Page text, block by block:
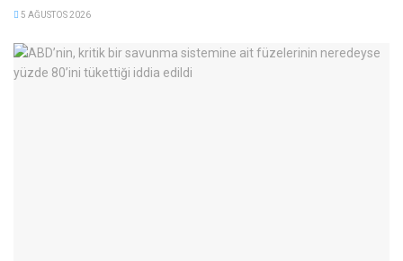
5 AĞUSTOS 2026